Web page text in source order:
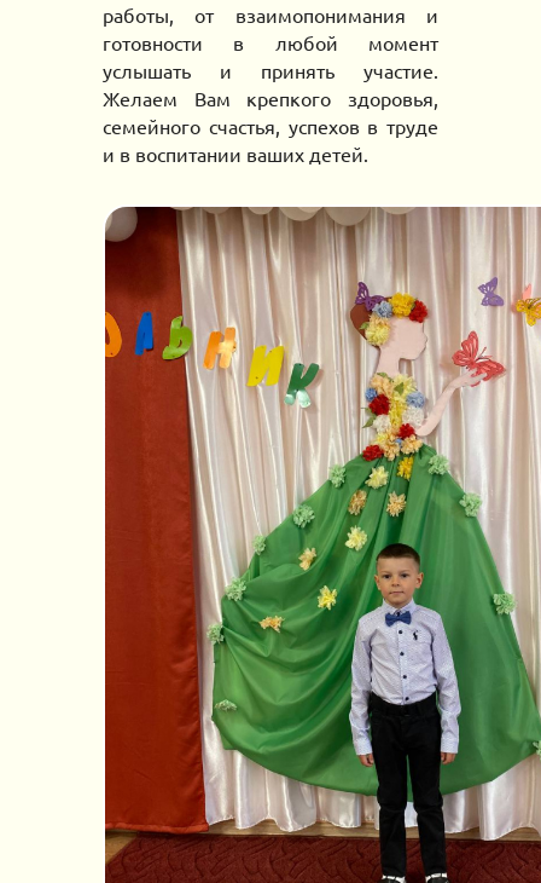
работы, от взаимопонимания и
готовности в любой момент
услышать и принять участие.
Желаем Вам крепкого здоровья,
семейного счастья, успехов в труде
и в воспитании ваших детей.